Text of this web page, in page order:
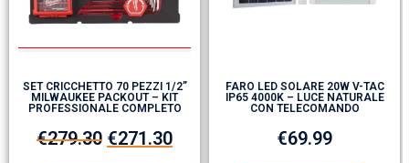
SET CRICCHETTO 70 PEZZI 1/2”
MILWAUKEE PACKOUT – KIT
PROFESSIONALE COMPLETO
€279.30 €271.30
FARO LED SOLARE 20W V-TAC
IP65 4000K – LUCE NATURALE
CON TELECOMANDO
€69.99